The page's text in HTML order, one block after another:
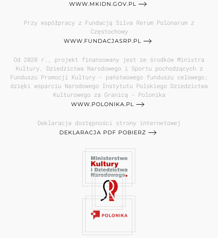
WWW.MKIDN.GOV.PL
Przy współpracy z Fundacją Silva Rerum Polonarum z
Częstochowy
WWW.FUNDACJASRP.PL
Od 2020 r., projekt finansowany jest ze środków Ministra
Kultury, Dziedzictwa Narodowego i Sportu pochodzących z
Funduszu Promocji Kultury - państwowego funduszu celowego;
dzięki wsparciu Narodowego Instytutu Polskiego Dziedzictwa
Kulturowego za Granicą - Polonika
WWW.POLONIKA.PL
Deklaracja dostępności strony internetowej
DEKLARACJA PDF POBIERZ